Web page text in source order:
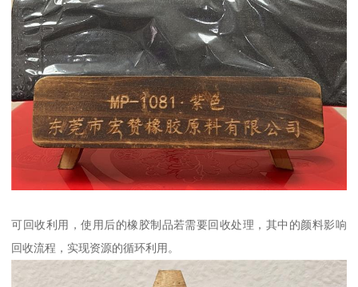
可回收利用，使用后的橡胶制品若需要回收处理，其中的颜料影响
回收流程，实现资源的循环利用。